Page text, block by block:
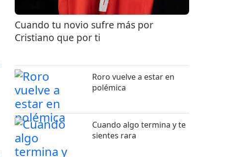
Cuando tu novio sufre más por
Cristiano que por ti
Roro vuelve a estar en
polémica
Cuando algo termina y te
sientes rara